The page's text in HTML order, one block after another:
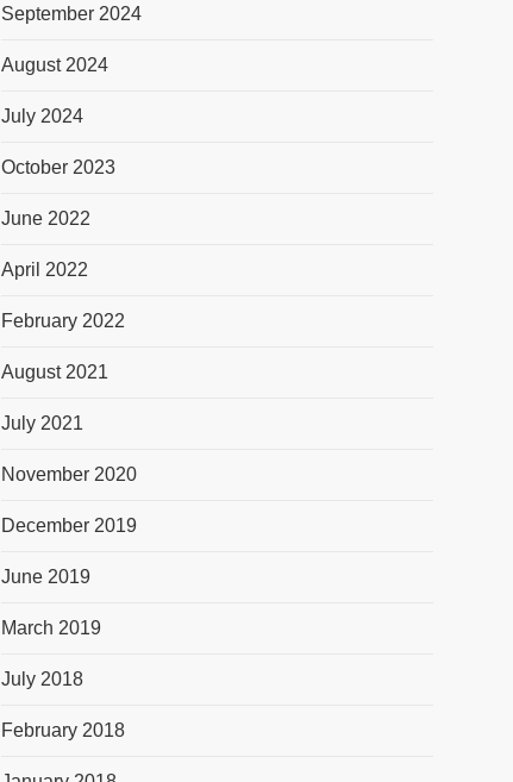
September 2024
August 2024
July 2024
October 2023
June 2022
April 2022
February 2022
August 2021
July 2021
November 2020
December 2019
June 2019
March 2019
July 2018
February 2018